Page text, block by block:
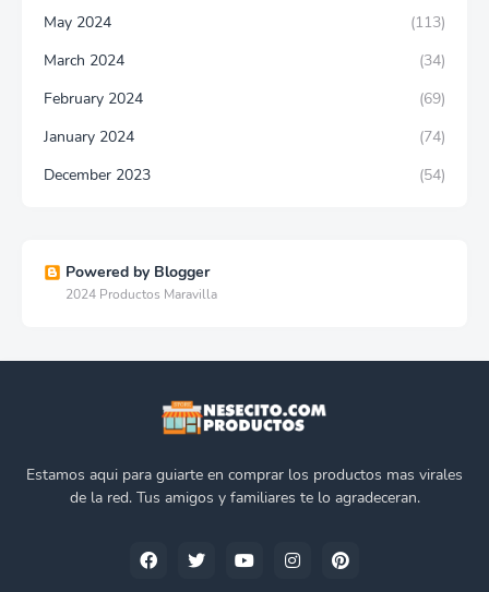
May 2024
(113)
March 2024
(34)
February 2024
(69)
January 2024
(74)
December 2023
(54)
Powered by Blogger
2024 Productos Maravilla
Estamos aqui para guiarte en comprar los productos mas virales
de la red. Tus amigos y familiares te lo agradeceran.